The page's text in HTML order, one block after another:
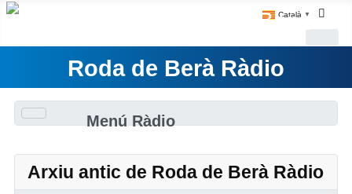
Català ▼
Roda de Berà Ràdio
Menú Ràdio
Arxiu antic de Roda de Berà Ràdio